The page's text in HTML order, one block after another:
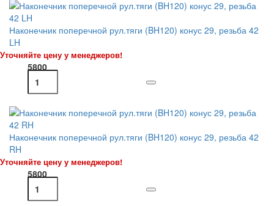
Наконечник поперечной рул.тяги (BH120) конус 29, резьба 42
LH
Уточняйте цену у менеджеров!
5800
Наконечник поперечной рул.тяги (BH120) конус 29, резьба 42
RH
Уточняйте цену у менеджеров!
5800